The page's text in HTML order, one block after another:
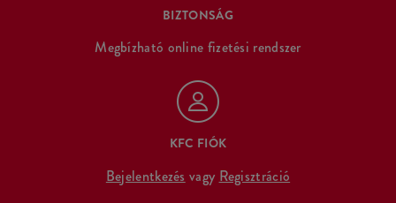
BIZTONSÁG
Megbízható online fizetési rendszer
KFC FIÓK
Bejelentkezés vagy Regisztráció